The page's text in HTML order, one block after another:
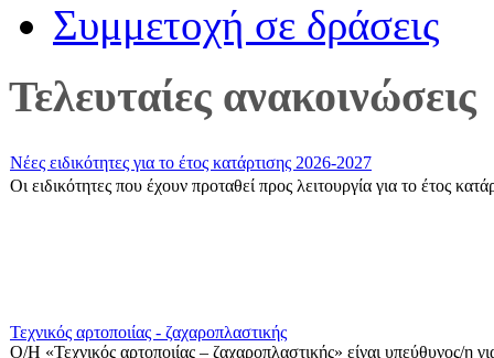
Συμμετοχή σε δράσεις
Τελευταίες ανακοινώσεις
Νέες ειδικότητες για το έτος κατάρτισης 2026-2027
Οι ειδικότητες που έχουν προταθεί προς λειτουργία για το έτος
Τεχνικός αρτοποιίας - ζαχαροπλαστικής
Ο/Η «Τεχνικός αρτοποιίας – ζαχαροπλαστικής» είναι υπεύθυνος/η